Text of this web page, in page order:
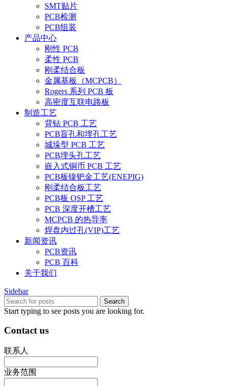
SMT贴片
PCB检测
PCB组装
产品中心
刚性 PCB
柔性 PCB
刚柔结合板
金属基板（MCPCB）
Rogers 系列 PCB 板
高密度互联电路板
制造工艺
背钻 PCB 工艺
PCB盲孔和埋孔工艺
城垛型 PCB 工艺
PCB埋头孔工艺
嵌入式铜币 PCB 工艺
PCB板镍钯金工艺(ENEPIG)
刚柔结合板工艺
PCB板 OSP 工艺
PCB 深度开槽工艺
MCPCB 的热导率
焊盘内过孔(VIP)工艺
新闻资讯
PCB资讯
PCB 百科
关于我们
Sidebar
Search
Start typing to see posts you are looking for.
Contact us
联系人
业务范围